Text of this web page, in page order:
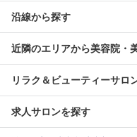
沿線から探す
近隣のエリアから美容院・
リラク＆ビューティーサロ
求人サロンを探す